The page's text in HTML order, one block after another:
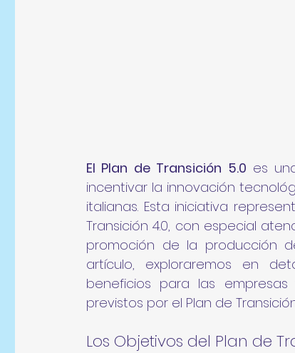
El Plan de Transición 5.0 es
incentivar la innovación
italianas. Esta iniciativa
Transición 4.0, con especial
promoción de la producción
artículo, exploraremos en
beneficios para las
previstos por el Plan de
Los Objetivos del Plan de